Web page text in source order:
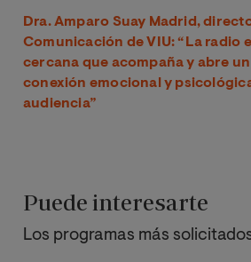
Dra. Amparo Suay Madrid,
Comunicación de VIU: “La radio
cercana que acompaña y abre
conexión emocional y
audiencia”
Puede interesarte
Los programas más